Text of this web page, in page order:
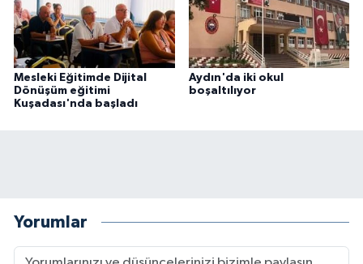
Mesleki Eğitimde Dijital
Dönüşüm eğitimi
Kuşadası'nda başladı
Aydın'da iki okul
boşaltılıyor
Yorumlar